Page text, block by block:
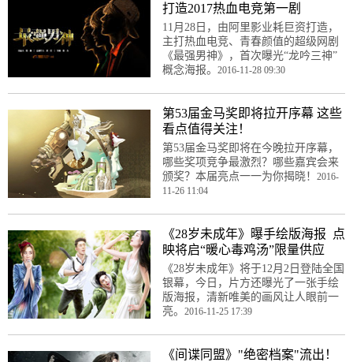
打造2017热血电竞第一剧
11月28日，由阿里影业耗巨资打造，
主打热血电竞、青春颜值的超级网剧
《最强男神》，首次曝光“龙吟三神”
概念海报。 2016-11-28 09:30
第53届金马奖即将拉开序幕 这些
看点值得关注！
第53届金马奖即将在今晚拉开序幕，
哪些奖项竞争最激烈？哪些嘉宾会来
颁奖？本届亮点一一为你揭晓！ 2016-
11-26 11:04
《28岁未成年》曝手绘版海报 点
映将启“暖心毒鸡汤”限量供应
《28岁未成年》将于12月2日登陆全国
银幕，今日，片方还曝光了一张手绘
版海报，清新唯美的画风让人眼前一
亮。 2016-11-25 17:39
《间谍同盟》"绝密档案"流出！